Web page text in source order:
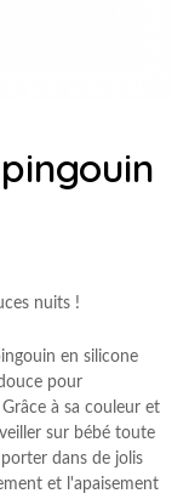
nuits !
en silicone
pour
à sa couleur et
sur bébé toute
dans de jolis
et l'apaisement